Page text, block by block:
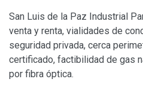
San Luis de la Paz Industrial
venta y renta, vialidades de
seguridad privada, cerca
certificado, factibilidad de gas
por fibra óptica.